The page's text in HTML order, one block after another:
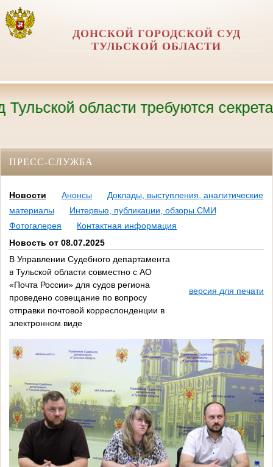
ДОНСКОЙ ГОРОДСКОЙ СУД
ТУЛЬСКОЙ ОБЛАСТИ
области требуются
ПРЕСС-СЛУЖБА
Новости Анонсы
Доклады, выступления, аналитические
материалы
Интервью, публикации, обзоры СМИ
Фотогалерея
Контактная информация
Новость от 08.07.2025
В Управлении Судебного департамента
в Тульской области совместно с АО
«Почта России» для судов региона
проведено совещание по вопросу
отправки почтовой корреспонденции в
электронном виде
версия для печати